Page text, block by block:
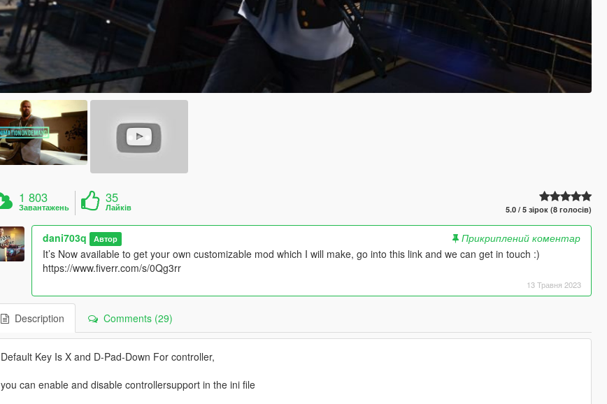
1 803
Завантажень
35
Лайків 5.0 / 5 зірок (8 голосів)
dani703q Автор
Прикриплений коментар
It’s Now available to get your own customizable mod which I will make, go into this link and we can get in touch :)
https://www.fiverr.com/s/0Qg3rr
13 Травня 2023
Description Comments (29)
Default Key Is X and D-Pad-Down For controller,
you can enable and disable controllersupport in the ini file